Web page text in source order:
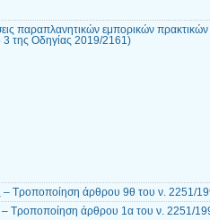
παραπλανητικών εμπορικών
της Οδηγίας 2019/2161)
– Τροποποίηση άρθρου 9θ του ν. 2251/
Τροποποίηση άρθρου 1α του ν. 2251/